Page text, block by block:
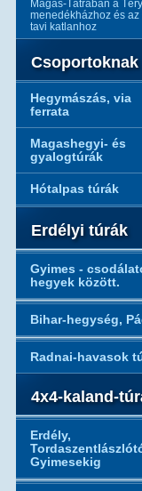
Magas-Tátrában a Téry
menedékházhoz és az
tavi katlanhoz
Csoportoknak
Hegymászás, via
ferrata
Magashegyi- és
gyalogtúrák
Hótalpas túrák
Erdélyi túrák
Gyimes -
hegyek között.
Bihar-hegység,
Radnai-havasok
4x4-kaland-
Erdély,
Gyimesekig